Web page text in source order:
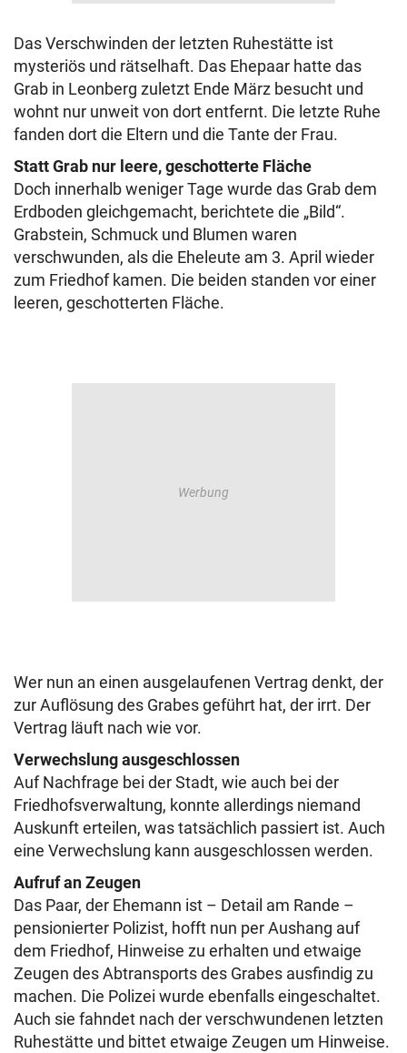
Das Verschwinden der letzten Ruhestätte ist
mysteriös und rätselhaft. Das Ehepaar hatte das
Grab in Leonberg zuletzt Ende März besucht und
wohnt nur unweit von dort entfernt. Die letzte Ruhe
fanden dort die Eltern und die Tante der Frau.
Statt Grab nur leere, geschotterte Fläche
Doch innerhalb weniger Tage wurde das Grab dem
Erdboden gleichgemacht, berichtete die „Bild“.
Grabstein, Schmuck und Blumen waren
verschwunden, als die Eheleute am 3. April wieder
zum Friedhof kamen. Die beiden standen vor einer
leeren, geschotterten Fläche.
Wer nun an einen ausgelaufenen Vertrag denkt, der
zur Auflösung des Grabes geführt hat, der irrt. Der
Vertrag läuft nach wie vor.
Verwechslung ausgeschlossen
Auf Nachfrage bei der Stadt, wie auch bei der
Friedhofsverwaltung, konnte allerdings niemand
Auskunft erteilen, was tatsächlich passiert ist. Auch
eine Verwechslung kann ausgeschlossen werden.
Aufruf an Zeugen
Das Paar, der Ehemann ist – Detail am Rande –
pensionierter Polizist, hofft nun per Aushang auf
dem Friedhof, Hinweise zu erhalten und etwaige
Zeugen des Abtransports des Grabes ausfindig zu
machen. Die Polizei wurde ebenfalls eingeschaltet.
Auch sie fahndet nach der verschwundenen letzten
Ruhestätte und bittet etwaige Zeugen um Hinweise.